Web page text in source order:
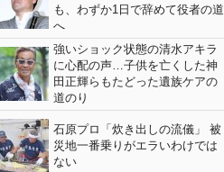
も、わずか1日で辞めて役者の道
へ
強いショック状態の清水アキラ
に心配の声…子供を亡くした神
田正輝らもたどった遺族ケアの
道のり
石原プロ「炊き出しの流儀」 被
災地一番乗りがエラいわけでは
ない